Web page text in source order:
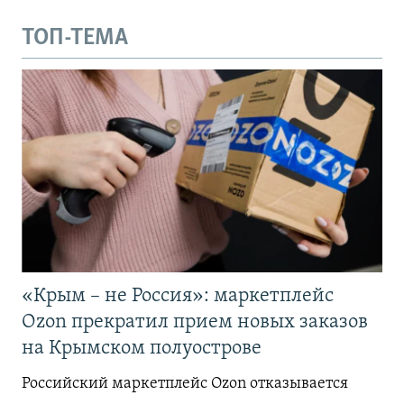
ТОП-ТЕМА
«Крым – не Россия»: маркетплейс
Ozon прекратил прием новых заказов
на Крымском полуострове
Российский маркетплейс Ozon отказывается